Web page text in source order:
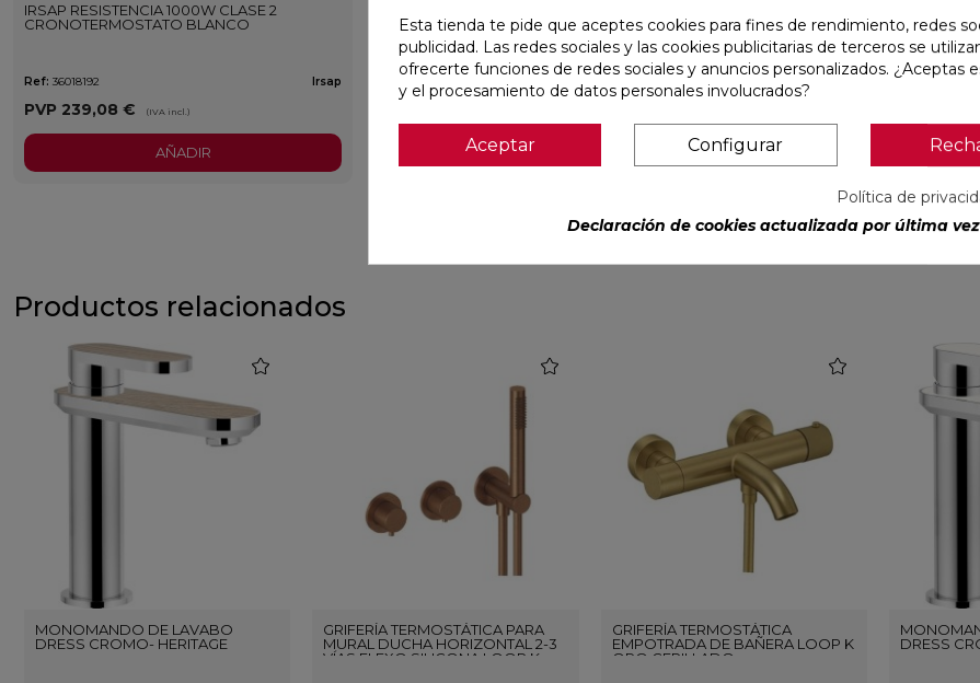
IRSAP RESISTENCIA 1000W CLASE 2
CRONOTERMOSTATO BLANCO
Ref: 36018192 Irsap
PVP 239,08 € (IVA incl.)
AÑADIR
Productos relacionados
MONOMANDO DE LAVABO
DRESS CROMO- HERITAGE
GRIFERÍA TERMOSTÁTICA PARA
MURAL DUCHA HORIZONTAL 2-3
VÍAS FLEXO SILICONA LOOP K
favorite
GRIFERÍA TERMOSTÁTICA
EMPOTRADA DE BAÑERA LOOP K
ORO CEPILLADO
DRESS
Esta tienda te pide que aceptes cookies para fines de rendimiento, redes
publicidad. Las redes sociales y las cookies publicitarias de terceros se
ofrecerte funciones de redes sociales y anuncios personalizados. ¿Aceptas
y el procesamiento de datos personales involucrados?
Aceptar Configurar
Política de
Declaración de cookies actualizada por última